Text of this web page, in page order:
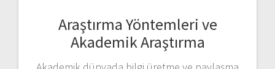
Araştırma Yöntemleri ve
Akademik Araştırma